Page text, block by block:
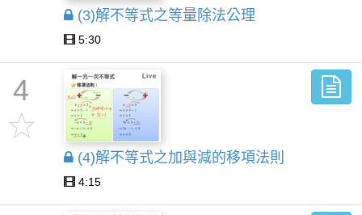
(3)解不等式之等量除法公理
5:30
4
(4)解不等式之加與減的移項法則
4:15